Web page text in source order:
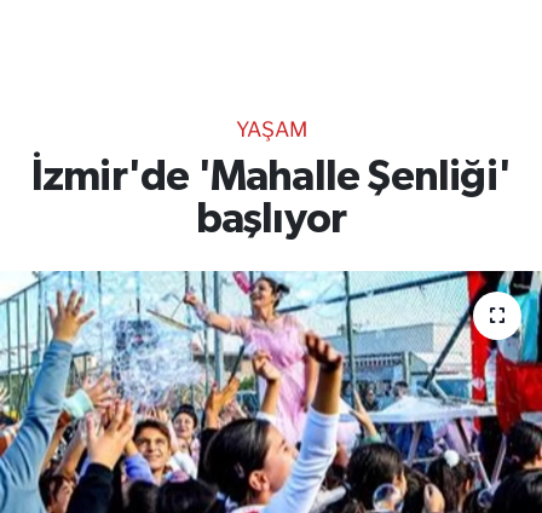
YAŞAM
İzmir'de 'Mahalle Şenliği'
başlıyor
RESMİ İLANLAR
Gencsesfm Canlı Dinle